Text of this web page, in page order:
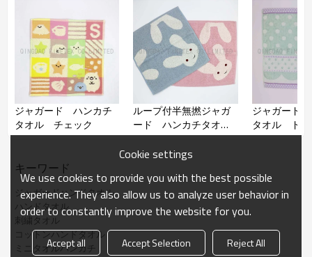
綿100％
サイズ
約24*24
コメント
シンプルな心柄、可愛い刺繍デザ
イン、柔らかい肌触り。
備考
サイズ、柄などはご希望より作れ
ます
ジャガード ハンカチ
タオル チェック
ループ付半無撚ジャガ
ード ハンカチタオ
ル ウサギ
ジャガード
タオル ド
キーワード
ジャガードハンドタオル
ハンドタオル
刺繍タオル
コットンハンドタオル
ミニタオルハンカチ
Cookie settings
We use cookies to provide you with the best possible
experience. They also allow us to analyze user behavior in
order to constantly improve the website for you.
Accept all Accept Selection Reject All